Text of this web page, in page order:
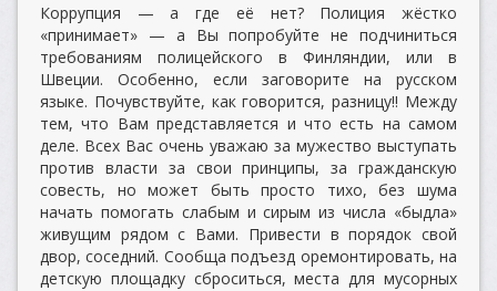
Коррупция — а где её нет? Полиция жёстко
«принимает» — а Вы попробуйте не подчиниться
требованиям полицейского в Финляндии, или в
Швеции. Особенно, если заговорите на русском
языке. Почувствуйте, как говорится, разницу!! Между
тем, что Вам представляется и что есть на самом
деле. Всех Вас очень уважаю за мужество выступать
против власти за свои принципы, за гражданскую
совесть, но может быть просто тихо, без шума
начать помогать слабым и сирым из числа «быдла»
живущим рядом с Вами. Привести в порядок свой
двор, соседний. Сообща подъезд оремонтировать, на
детскую площадку сброситься, места для мусорных